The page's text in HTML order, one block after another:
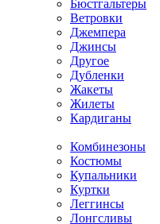
Бюстгальтеры
Ветровки
Джемпера
Джинсы
Другое
Дубленки
Жакеты
Жилеты
Кардиганы
Комбинезоны
Костюмы
Купальники
Куртки
Леггинсы
Лонгсливы